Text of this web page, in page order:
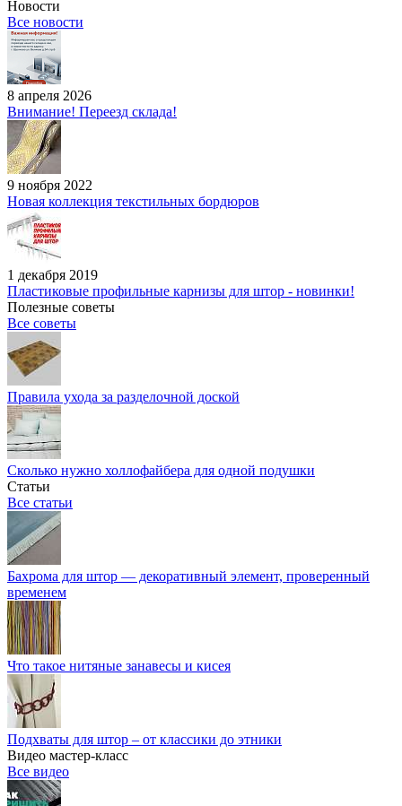
Новости
Все новости
8 апреля 2026
Внимание! Переезд склада!
9 ноября 2022
Новая коллекция текстильных бордюров
1 декабря 2019
Пластиковые профильные карнизы для штор - новинки!
Полезные советы
Все советы
Правила ухода за разделочной доской
Сколько нужно холлофайбера для одной подушки
Статьи
Все статьи
Бахрома для штор — декоративный элемент, проверенный
временем
Что такое нитяные занавесы и кисея
Подхваты для штор – от классики до этники
Видео мастер-класс
Все видео